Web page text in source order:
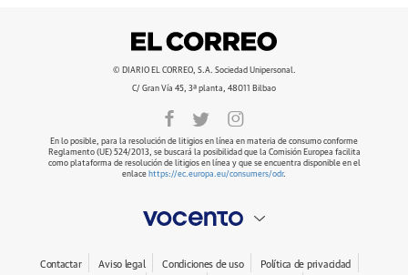
© DIARIO EL CORREO, S.A. Sociedad Unipersonal.
C/ Gran Vía 45, 3ª planta, 48011 Bilbao
En lo posible, para la resolución de litigios en línea en materia de consumo conforme
Reglamento (UE) 524/2013, se buscará la posibilidad que la Comisión Europea facilita
como plataforma de resolución de litigios en línea y que se encuentra disponible en el
enlace https://ec.europa.eu/consumers/odr.
Contactar Aviso legal Condiciones de uso Política de privacidad